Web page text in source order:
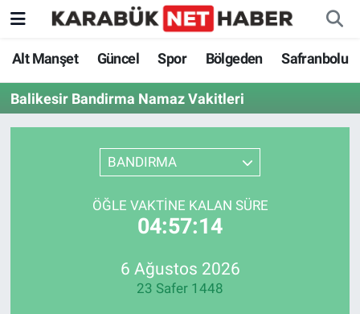
Alt Manşet Güncel Spor Bölgeden Safranbolu
Balikesir Bandirma Namaz Vakitleri
BANDIRMA
ÖĞLE VAKTINE KALAN SÜRE
04:57:14
6 Ağustos 2026
23 Safer 1448